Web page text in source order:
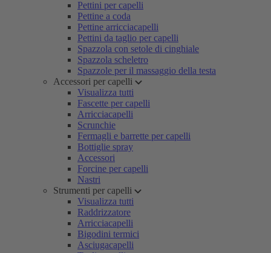
Pettini per capelli
Pettine a coda
Pettine arricciacapelli
Pettini da taglio per capelli
Spazzola con setole di cinghiale
Spazzola scheletro
Spazzole per il massaggio della testa
Accessori per capelli
Visualizza tutti
Fascette per capelli
Arricciacapelli
Scrunchie
Fermagli e barrette per capelli
Bottiglie spray
Accessori
Forcine per capelli
Nastri
Strumenti per capelli
Visualizza tutti
Raddrizzatore
Arricciacapelli
Bigodini termici
Asciugacapelli